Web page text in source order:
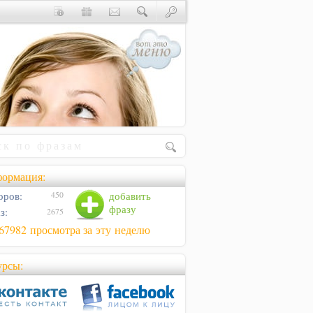
добавить
фразу
450
2675
просмотра за эту неделю